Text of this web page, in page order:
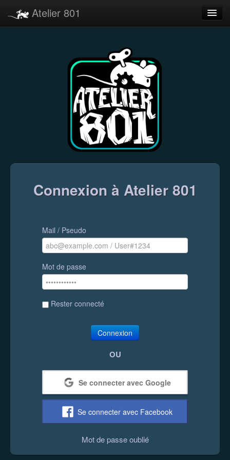
Atelier 801
Connexion à Atelier 801
Mail / Pseudo
Mot de passe
Rester connecté
Connexion
OU
Se connecter avec Google
Se connecter avec Facebook
Mot de passe oublié